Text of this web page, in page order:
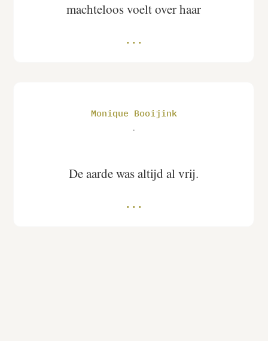
machteloos voelt over haar
Monique Booijink
.
De aarde was altijd al vrij.